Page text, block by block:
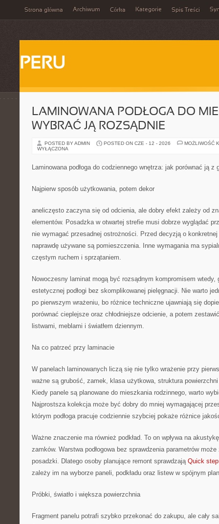
Strona główna Archiwum Córka Kategorie Spis Treści
PERU
LAMINOWANA PODŁOGA DO
WYBRAĆ JĄ ROZSĄDNIE
POSTED BY ADMIN POSTED ON CZE - 12 - 2026
MOŻLIWOŚĆ
WYŁĄCZONA
Laminowana podłoga do codziennego wnętrza: jak porównać ją z
Najpierw sposób użytkowania, potem dekor
aneliczęsto zaczyna się od odcienia, ale dobry efekt zależy od
elementów. Posadzka w otwartej strefie musi dobrze wyglądać
nie wymagać przesadnej ostrożności. Przed decyzją o
naprawdę używane są pomieszczenia. Inne wymagania ma
częstym ruchem i sprzątaniem.
Nowoczesny laminat mogą być rozsądnym kompromisem wtedy,
estetycznej podłogi bez skomplikowanej pielęgnacji. Nie warto
po pierwszym wrażeniu, bo różnice techniczne ujawniają się
porównać cieplejsze oraz chłodniejsze odcienie, a potem
listwami, meblami i światłem dziennym.
Na co patrzeć przy laminacie
W panelach laminowanych liczą się nie tylko wrażenie przy
ważne są grubość, zamek, klasa użytkowa, struktura powierzchni
Kiedy panele są planowane do mieszkania rodzinnego, warto
Najprostsza kolekcja może być dobry do mniej wymagającej
którym podłoga pracuje codziennie szybciej pokaże różnice
Ważne znaczenie ma również podkład. To on wpływa na
zamków. Warstwa podłogowa bez sprawdzenia parametrów
posadzki. Dlatego osoby planujące remont sprawdzają Quick
zależy im na wyborze paneli, podkładu oraz listew w spójnym
Próbki, światło i większa powierzchnia
Fragment panelu potrafi szybko przekonać do zakupu, ale cały